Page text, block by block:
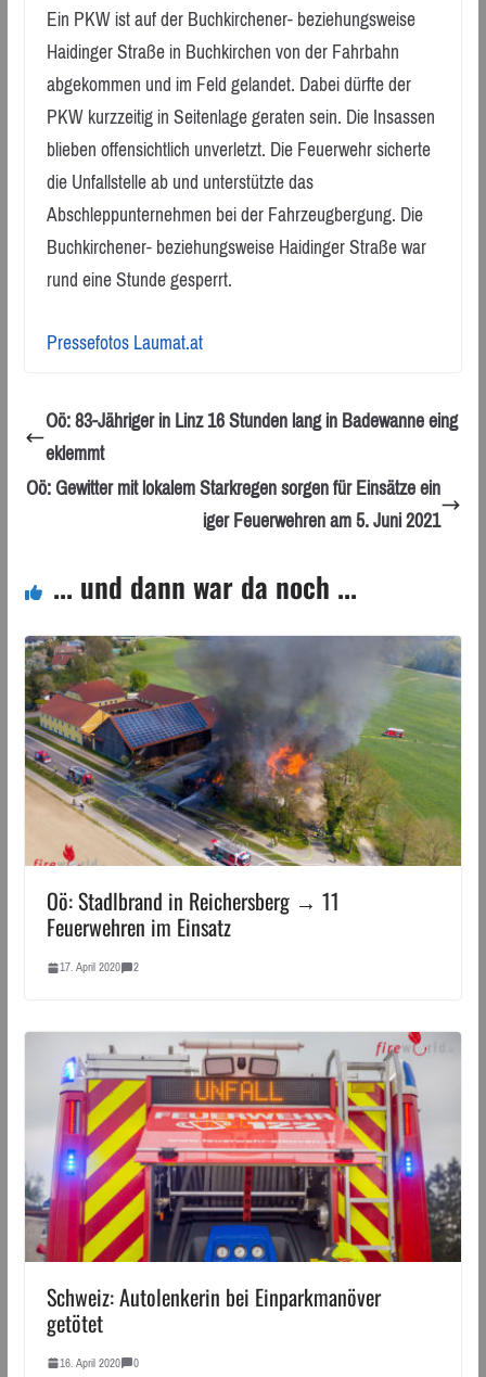
Ein PKW ist auf der Buchkirchener- beziehungsweise
Haidinger Straße in Buchkirchen von der Fahrbahn
abgekommen und im Feld gelandet. Dabei dürfte der
PKW kurzzeitig in Seitenlage geraten sein. Die Insassen
blieben offensichtlich unverletzt. Die Feuerwehr sicherte
die Unfallstelle ab und unterstützte das
Abschleppunternehmen bei der Fahrzeugbergung. Die
Buchkirchener- beziehungsweise Haidinger Straße war
rund eine Stunde gesperrt.
Pressefotos Laumat.at
Oö: 83-Jähriger in Linz 16 Stunden lang in Badewanne eing
eklemmt
Oö: Gewitter mit lokalem Starkregen sorgen für Einsätze ein
iger Feuerwehren am 5. Juni 2021
... und dann war da noch ...
Oö: Stadlbrand in Reichersberg → 11
Feuerwehren im Einsatz
17. April 2020 2
Schweiz: Autolenkerin bei Einparkmanöver
getötet
16. April 2020 0